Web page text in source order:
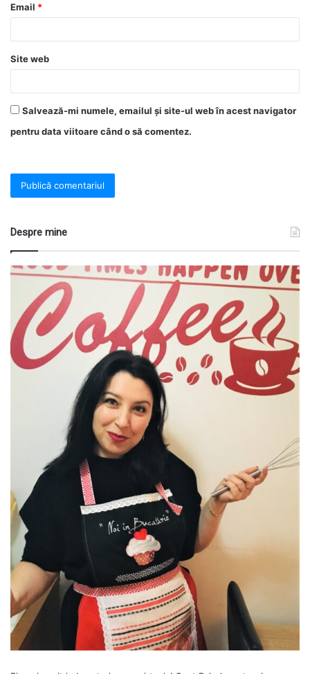
Email *
Site web
Salvează-mi numele, emailul și site-ul web în acest navigator
pentru data viitoare când o să comentez.
Despre mine